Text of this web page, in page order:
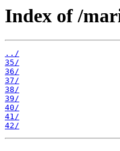
Index of /
../
35/
36/
37/
38/
39/
40/
41/
42/